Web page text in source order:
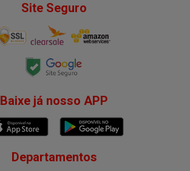
Site Seguro
Baixe já nosso APP
Departamentos